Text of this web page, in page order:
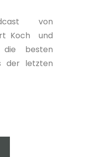
von
Koch und
die besten
der letzten